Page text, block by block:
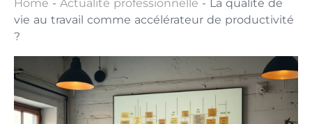
Home - Actualité professionnelle - La qualité de
vie au travail comme accélérateur de productivité
?